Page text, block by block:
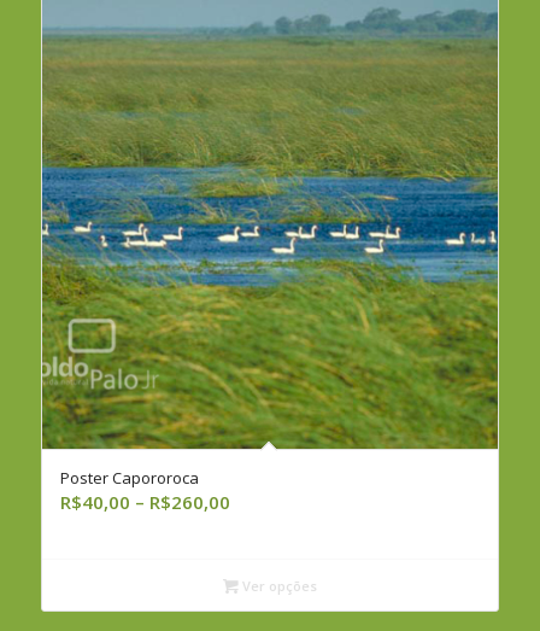
Poster Capororoca
R$40,00 – R$260,00Faixa
R$40,00
através
Ver opções